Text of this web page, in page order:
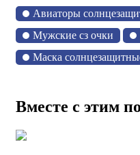
Авиаторы
Мужские сз очки
Маска
Вместе с этим